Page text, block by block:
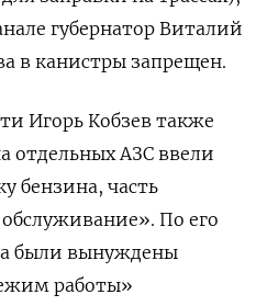
губернатор Виталий
в канистры запрещен.
Игорь Кобзев также
отдельных АЗС ввели
бензина, часть
По его
были вынуждены
работы»